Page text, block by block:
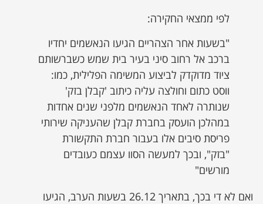
לפי ממצאי החקירה:
"בשעות אחר הצהריים הגיעו הנאשמים יחדיו
ברכב אל רחוב סיני בעיר בית שמש כשברשותם
ציוד מדוקדק לביצוע המשימה הפלילית, כמו:
ווסט כתום וחולצה עליה כיתוב 'קבלן בזק'
שנותרה לאחד הנאשמים מלפני שנים אחדות
במהלכן הועסק בחברת קבלן שהעניקה שירותי
פריסת סיבים אלו בעבור חברת התקשורת
"בזק", ובכך למעשה הסוו עצמם כעובדים
מורשים"
ואם לא די בכך, בתאריך 26.12 בשעות הערב, הגיעו